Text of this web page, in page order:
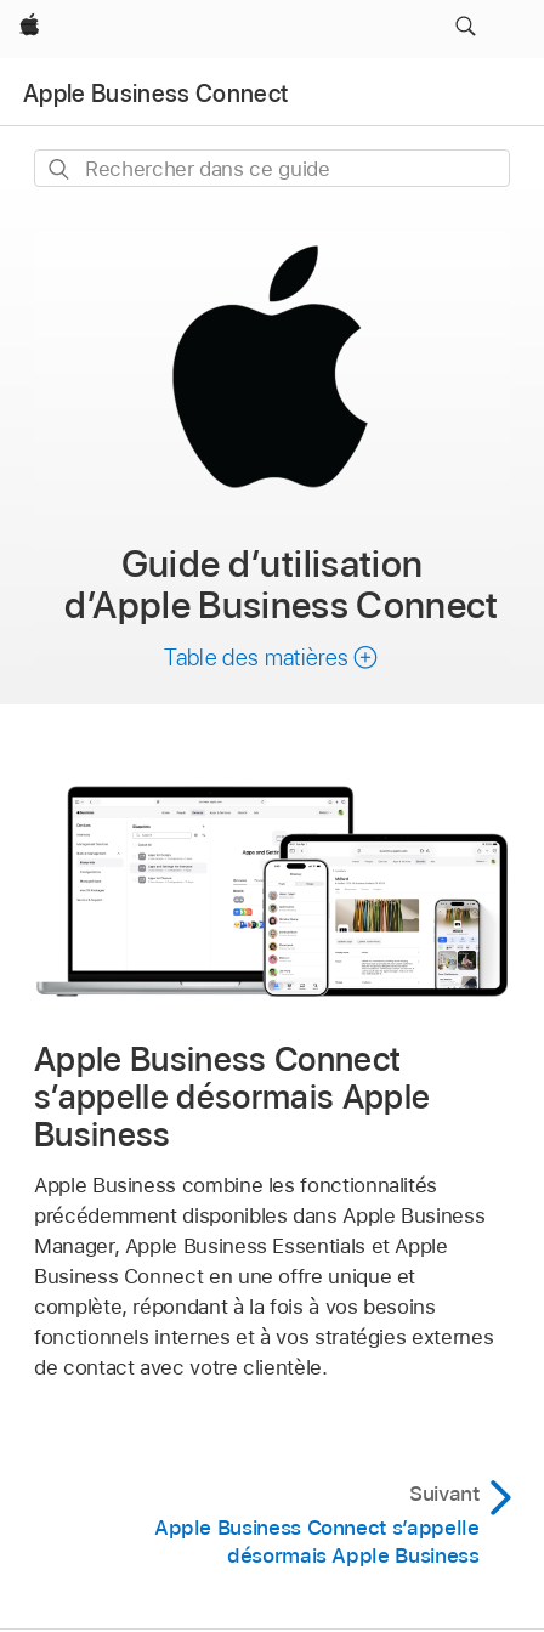
Apple
Apple Business Connect
Rechercher
Guide d’utilisation
d’Apple Business Connect
Table des matières
Apple Business Connect
s’appelle désormais Apple
Business
Apple Business combine les fonctionnalités
précédemment disponibles dans Apple Business
Manager, Apple Business Essentials et Apple
Business Connect en une offre unique et
complète, répondant à la fois à vos besoins
fonctionnels internes et à vos stratégies externes
de contact avec votre clientèle.
Suivant
Apple Business Connect s’appelle
désormais Apple Business